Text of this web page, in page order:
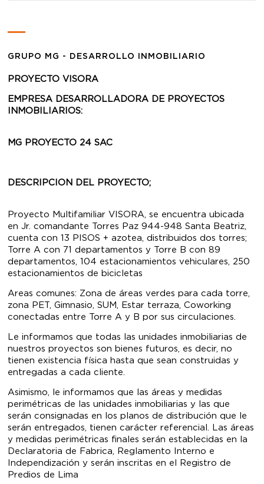
GRUPO MG - DESARROLLO INMOBILIARIO
PROYECTO VISORA
EMPRESA DESARROLLADORA DE PROYECTOS
INMOBILIARIOS:
MG PROYECTO 24 SAC
DESCRIPCION DEL PROYECTO;
Proyecto Multifamiliar VISORA, se encuentra ubicada
en Jr. comandante Torres Paz 944-948 Santa Beatriz,
cuenta con 13 PISOS + azotea, distribuidos dos torres;
Torre A con 71 departamentos y Torre B con 89
departamentos, 104 estacionamientos vehiculares, 250
estacionamientos de bicicletas
Areas comunes: Zona de áreas verdes para cada torre,
zona PET, Gimnasio, SUM, Estar terraza, Coworking
conectadas entre Torre A y B por sus circulaciones.
Le informamos que todas las unidades inmobiliarias de
nuestros proyectos son bienes futuros, es decir, no
tienen existencia física hasta que sean construidas y
entregadas a cada cliente.
Asimismo, le informamos que las áreas y medidas
perimétricas de las unidades inmobiliarias y las que
serán consignadas en los planos de distribución que le
serán entregados, tienen carácter referencial. Las áreas
y medidas perimétricas finales serán establecidas en la
Declaratoria de Fabrica, Reglamento Interno e
Independización y serán inscritas en el Registro de
Predios de Lima